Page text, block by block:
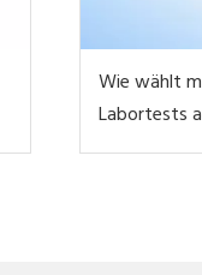
Wie wählt
Labortests